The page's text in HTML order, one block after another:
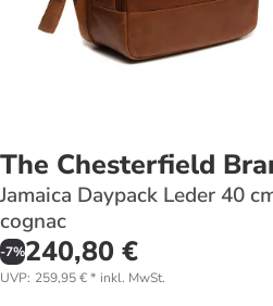
The Chesterfield
Jamaica Daypack Leder 40
cognac
-7%240,80 €
UVP: 259,95 €* inkl. MwSt.